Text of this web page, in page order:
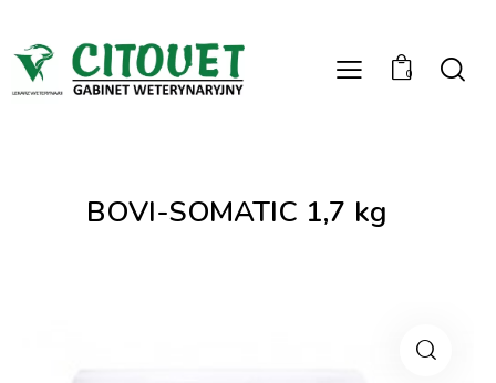
0
BOVI-SOMATIC 1,7 kg